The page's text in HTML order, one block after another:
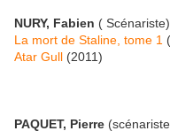
NURY, Fabien (
La mort de Staline, tome 1
Atar Gull (2011)
PAQUET, Pierre